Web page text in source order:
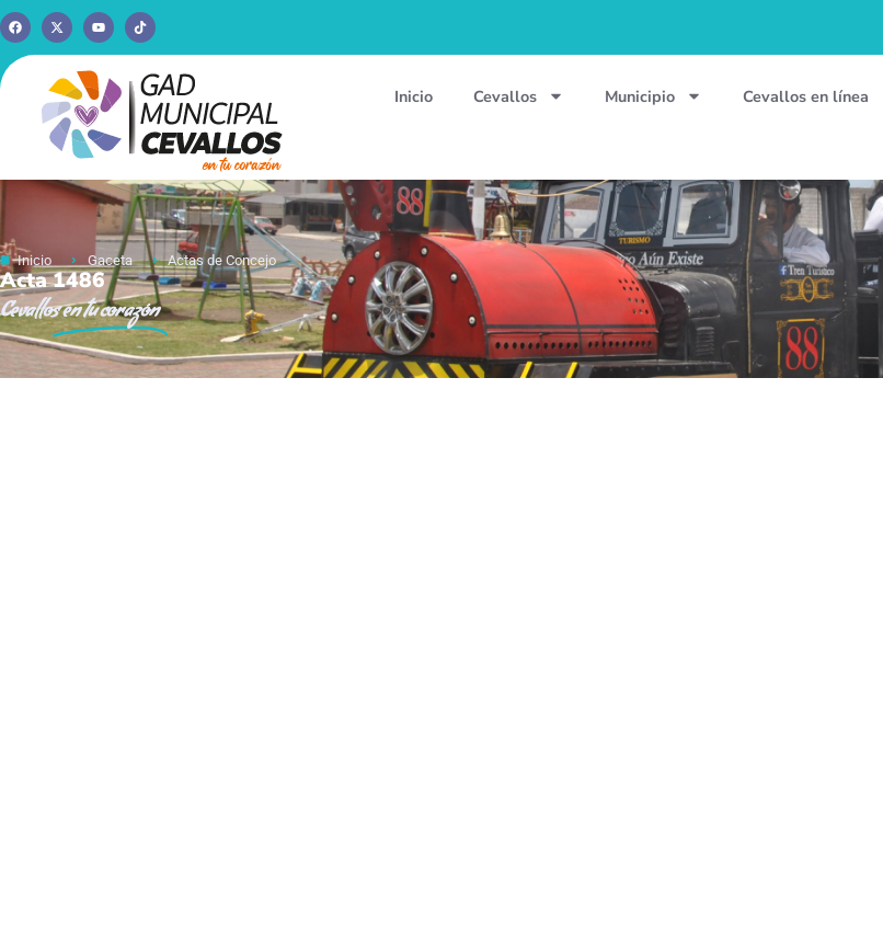
Inicio Cevallos Municipio Cevallos en línea
Inicio Gaceta Actas de Concejo
Acta 1486
Cevallosen tu corazón